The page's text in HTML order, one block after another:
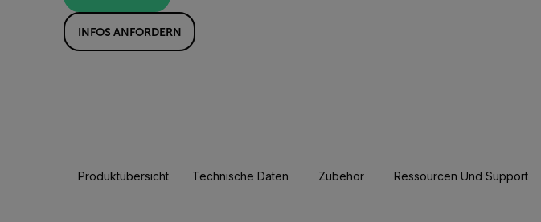
INFOS ANFORDERN
Produktübersicht Technische Daten Zubehör Ressourcen Und Support